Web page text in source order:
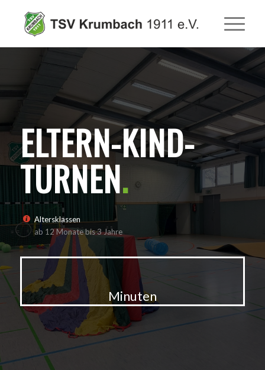
ELTERN-KIND-
TURNEN.
Altersklassen
ab 12 Monate bis 3 Jahre
Minuten